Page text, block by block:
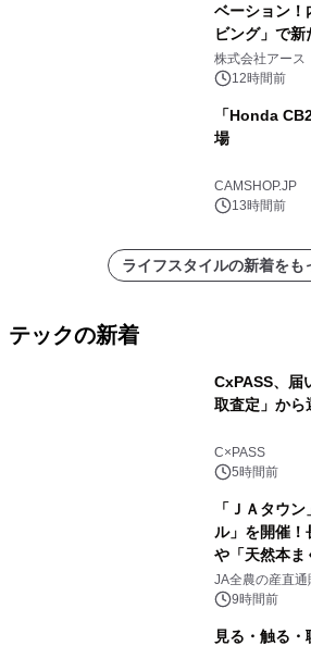
ベーション！
ビング」で
事例を株式会
株式会社アース
12時間前
「Honda
場
CAMSHOP.JP
13時間前
ライフスタイルの新着をも
テックの新着
CxPASS、届
取査定」から
C×PASS
5時間前
「ＪＡタウ
ル」を開催！
や「天然本ま
販売！～毎月
JA全農の産直通
9時間前
見る・触る